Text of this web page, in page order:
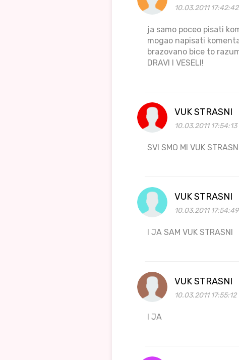
10.03.2011 17:42:42
ja samo poceo pisati
mogao napisati
brazovano bice to
DRAVI I VESELI!
VUK STRASNI
10.03.2011 17:54:13
SVI SMO MI VUK
VUK STRASNI
10.03.2011 17:54:49
I JA SAM VUK STRASNI
VUK STRASNI
10.03.2011 17:55:12
I JA